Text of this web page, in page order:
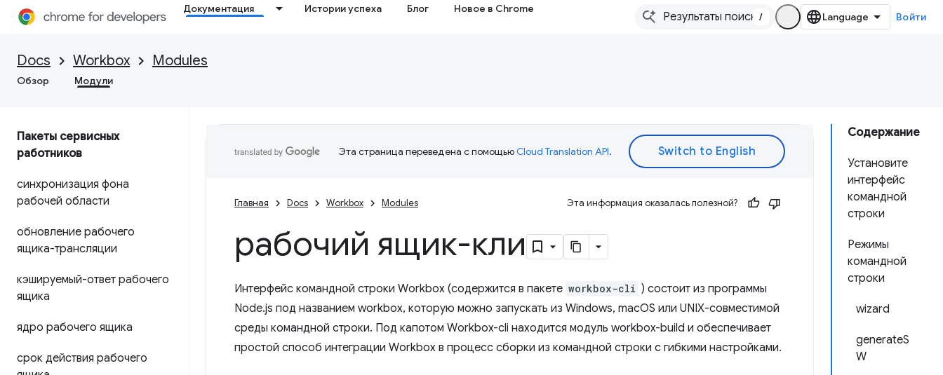
Документация Истории успеха Блог Новое в Chrome
/ Войти
Docs Workbox Modules
Обзор Модули
Пакеты сервисных
работников
синхронизация фона
рабочей области
обновление рабочего
ящика-трансляции
кэшируемый-ответ рабочего
ящика
ядро рабочего ящика
срок действия рабочего
Содержание
Установите
интерфейс
командной
строки
Режимы
командной
строки
wizard
generateS
W
Эта страница переведена с помощьюCloud Translation API.
Главная Docs Workbox Modules Эта информация оказалась полезной?
рабочий ящик-кли
Интерфейс командной строки Workbox (содержится в пакете workbox-cli ) состоит из программы
Node.js под названием workbox, которую можно запускать из Windows, macOS или UNIX-совместимой
среды командной строки. Под капотом Workbox-cli находится модуль workbox-build и обеспечивает
простой способ интеграции Workbox в процесс сборки из командной строки с гибкими настройками.